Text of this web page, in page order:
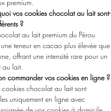
de vos cookies au
au lait pour préserver la
au gouttes de chocolat
de nos meilleures recettes
et séduisent les amateurs
les meilleurs cookies
au lait disponibles en ligne.
premium.
vos cookies chocolat au lait sont-
?
au lait premium du Pérou
teneur en cacao plus élevée que
offrant une intensité rare pour un
au lait.
commander vos cookies en ligne ?
chocolat au lait sont
uniquement en ligne avec